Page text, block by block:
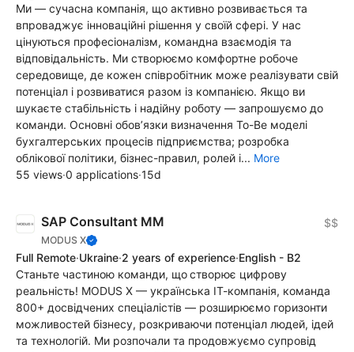
Ми — сучасна компанія, що активно розвивається та
впроваджує інноваційні рішення у своїй сфері. У нас
цінуються професіоналізм, командна взаємодія та
відповідальність. Ми створюємо комфортне робоче
середовище, де кожен співробітник може реалізувати свій
потенціал і розвиватися разом із компанією. Якщо ви
шукаєте стабільність і надійну роботу — запрошуємо до
команди. Основні обов’язки визначення To-Be моделі
бухгалтерських процесів підприємства; розробка
облікової політики, бізнес-правил, ролей і... More
55 views·0 applications·15d
SAP Сonsultant MM
MODUS X
$$
Full Remote·Ukraine·2 years of experience·English - B2
Станьте частиною команди, що створює цифрову
реальність! MODUS X — українська ІТ-компанія, команда
800+ досвідчених спеціалістів — розширюємо горизонти
можливостей бізнесу, розкриваючи потенціал людей, ідей
та технологій. Ми розпочали та продовжуємо супровід